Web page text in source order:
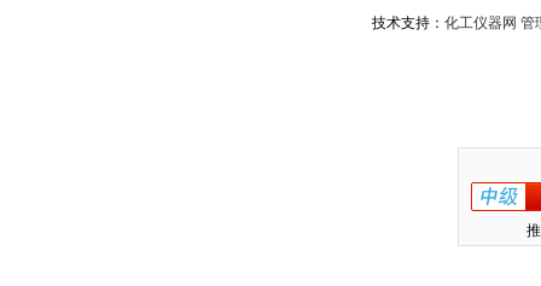
技术支持： 化工仪器网 管